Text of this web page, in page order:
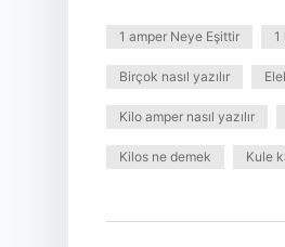
1 amper Neye Eşittir 1
Birçok nasıl yazılır
Kilo amper nasıl yazılır
Kilos ne demek Kule